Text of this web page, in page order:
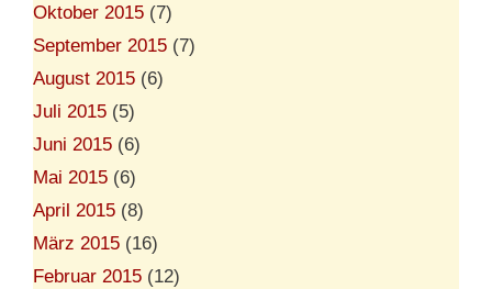
Oktober 2015 (7)
September 2015 (7)
August 2015 (6)
Juli 2015 (5)
Juni 2015 (6)
Mai 2015 (6)
April 2015 (8)
März 2015 (16)
Februar 2015 (12)